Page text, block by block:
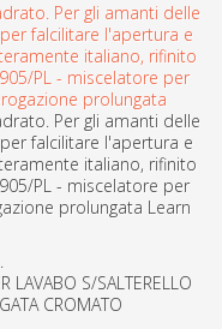
Per gli amanti delle
falcilitare l'apertura e
italiano, rifinito
PL - miscelatore per
prolungata
Per gli amanti delle
falcilitare l'apertura e
italiano, rifinito
PL - miscelatore per
prolungata Learn